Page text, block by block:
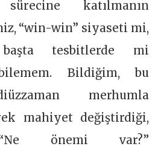
sürecine katılmanın
“win-win” siyaseti mi,
tesbitlerde mi
Bildiğim, bu
merhumla
mahiyet değiştirdiği,
“Ne önemi var?”